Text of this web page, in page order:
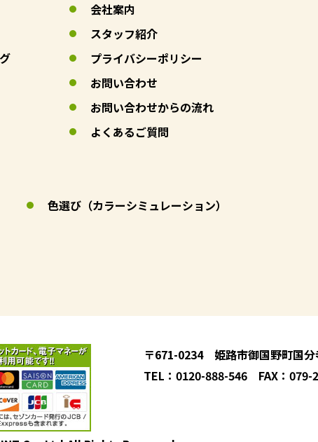
会社案内
スタッフ紹介
プライバシーポリシー
お問い合わせ
お問い合わせからの流れ
よくあるご質問
色選び（カラーシミュレーション）
〒671-0234 姫路市御国野町国分
TEL：0120-888-546 FAX：079-